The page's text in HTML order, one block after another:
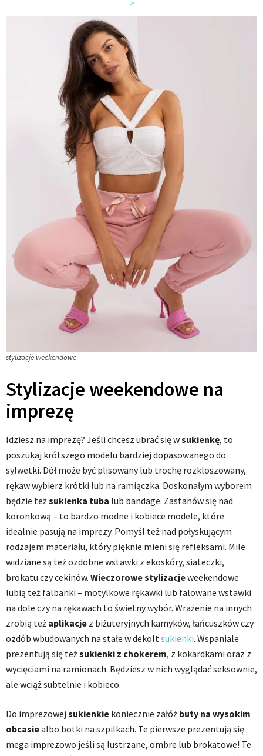
stylizacje weekendowe
Stylizacje weekendowe na
imprezę
Idziesz na imprezę? Jeśli chcesz ubrać się wsukienkę, to
poszukaj krótszego modelu bardziej dopasowanego do
sylwetki. Dół może być plisowany lub trochę rozkloszowany,
rękaw wybierz krótki lub na ramiączka. Doskonałym wyborem
będzie teżsukienka tuba lub bandage. Zastanów się nad
koronkową – to bardzo modne i kobiece modele, które
idealnie pasują na imprezy. Pomyśl też nad połyskującym
rodzajem materiału, który pięknie mieni się refleksami. Mile
widziane są też ozdobne wstawki z ekoskóry, siateczki,
brokatu czy cekinów. Wieczorowe stylizacjeweekendowe
lubią też falbanki – motylkowe rękawki lub falowane wstawki
na dole czy na rękawach to świetny wybór. Wrażenie na innych
zrobią też aplikacje z biżuteryjnych kamyków, łańcuszków czy
ozdób wbudowanych na stałe w dekolt sukienki. Wspaniale
prezentują się teżsukienki z chokerem, z kokardkami oraz z
wycięciami na ramionach. Będziesz w nich wyglądać seksownie,
ale wciąż subtelnie i kobieco.
Do imprezowej sukienkie koniecznie załóż buty na wysokim
obcasiealbo botki na szpilkach. Te pierwsze prezentują się
mega imprezowo jeśli są lustrzane, ombre lub brokatowe! Te